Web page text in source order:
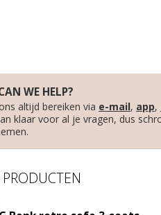
WE HELP?
altijd bereiken via e-mail, app,
klaar voor al je vragen, dus